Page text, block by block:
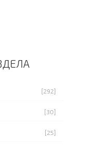
[292]
[30]
[25]